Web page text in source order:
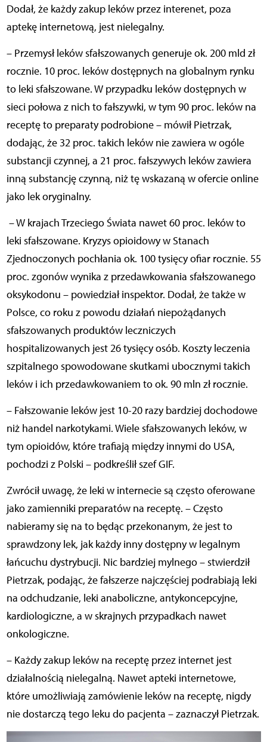
Dodał, że każdy zakup leków przez interenet, poza
aptekę internetową, jest nielegalny.
– Przemysł leków sfałszowanych generuje ok. 200 mld zł
rocznie. 10 proc. leków dostępnych na globalnym rynku
to leki sfałszowane. W przypadku leków dostępnych w
sieci połowa z nich to fałszywki, w tym 90 proc. leków na
receptę to preparaty podrobione – mówił Pietrzak,
dodając, że 32 proc. takich leków nie zawiera w ogóle
substancji czynnej, a 21 proc. fałszywych leków zawiera
inną substancję czynną, niż tę wskazaną w ofercie online
jako lek oryginalny.
– W krajach Trzeciego Świata nawet 60 proc. leków to
leki sfałszowane. Kryzys opioidowy w Stanach
Zjednoczonych pochłania ok. 100 tysięcy ofiar rocznie. 55
proc. zgonów wynika z przedawkowania sfałszowanego
oksykodonu – powiedział inspektor. Dodał, że także w
Polsce, co roku z powodu działań niepożądanych
sfałszowanych produktów leczniczych
hospitalizowanych jest 26 tysięcy osób. Koszty leczenia
szpitalnego spowodowane skutkami ubocznymi takich
leków i ich przedawkowaniem to ok. 90 mln zł rocznie.
– Fałszowanie leków jest 10-20 razy bardziej dochodowe
niż handel narkotykami. Wiele sfałszowanych leków, w
tym opioidów, które trafiają między innymi do USA,
pochodzi z Polski – podkreślił szef GIF.
Zwrócił uwagę, że leki w internecie są często oferowane
jako zamienniki preparatów na receptę. – Często
nabieramy się na to będąc przekonanym, że jest to
sprawdzony lek, jak każdy inny dostępny w legalnym
łańcuchu dystrybucji. Nic bardziej mylnego – stwierdził
Pietrzak, podając, że fałszerze najczęściej podrabiają leki
na odchudzanie, leki anaboliczne, antykoncepcyjne,
kardiologiczne, a w skrajnych przypadkach nawet
onkologiczne.
– Każdy zakup leków na receptę przez internet jest
działalnością nielegalną. Nawet apteki internetowe,
które umożliwiają zamówienie leków na receptę, nigdy
nie dostarczą tego leku do pacjenta – zaznaczył Pietrzak.